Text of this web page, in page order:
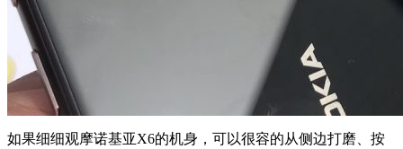
如果细细观摩诺基亚X6的机身，可以很容的从侧边打磨、按